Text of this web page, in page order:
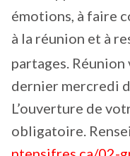
émotions, à faire
à la réunion et à
partages.
dernier mercredi
L’ouverture de
obligatoire.